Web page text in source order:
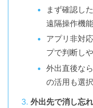
まず確認し
遠隔操作機能
アプリ非対
プで判断し
外出直後な
の活用も選
外出先で消し忘